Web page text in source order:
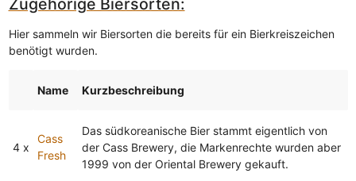
Hier sammeln wir Biersorten die bereits für ein Bierkreiszeichen
benötigt wurden.
Name Kurzbeschreibung
4 x
Cass
Fresh
Das südkoreanische Bier stammt eigentlich von
der Cass Brewery, die Markenrechte wurden aber
1999 von der Oriental Brewery gekauft.